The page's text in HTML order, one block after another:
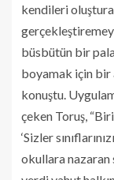
kendileri
büsbütün bir
boyamak için bir
konuştu.
çeken Toruş,
‘Sizler
okullara nazaran